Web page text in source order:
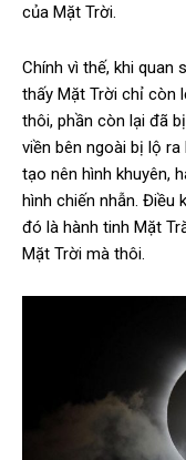
của Mặt Trời.
Chính vì thế, khi quan
thấy Mặt Trời chỉ còn
thôi, phần còn lại đã
viền bên ngoài bị lộ
tạo nên hình khuyên,
hình chiến nhẫn. Điều
đó là hành tinh Mặt
Mặt Trời mà thôi.